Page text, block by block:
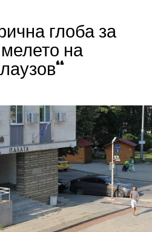
глоба за
на